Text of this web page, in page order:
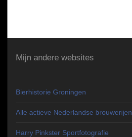
Mijn andere websites
Bierhistorie Groningen
Alle actieve Nederlandse brouwerijen
Harry Pinkster Sportfotografie